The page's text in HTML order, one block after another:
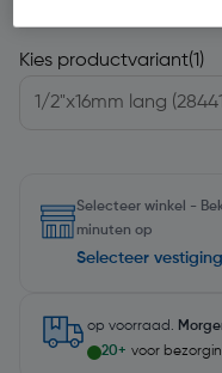
Kies productvariant(1)
Selecteer winkel -
minuten op
Selecteer vestiging
op voorraad.
20+ voor